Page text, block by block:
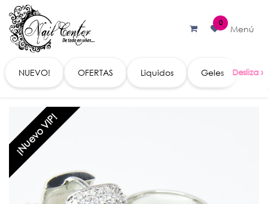
Ir al contenido
0
Menú
NUEVO! OFERTAS Liquidos Geles
¡Nuevo VIP!